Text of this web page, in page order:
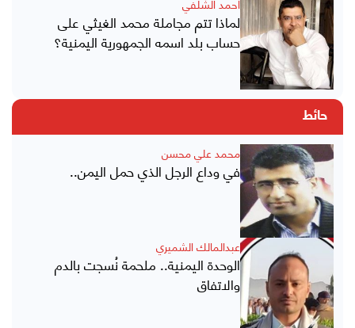
لماذا تتم مجاملة محمد الغيثي على
حساب بلد اسمه الجمهورية اليمنية؟
حائط
محمد علي محسن
في وداع الرجل الذي حمل اليمن..
عبدالمالك الشميري
الوحدة اليمنية.. ملحمة نُسجت بالدم
والاتفاق